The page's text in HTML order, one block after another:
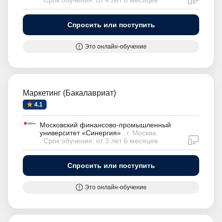
Спросить или поступить
Это онлайн-обучение
Маркетинг (Бакалавриат)
4.1
Московский финансово-промышленный
университет «Синергия»
г. Москва
Срок обучения: от 3 лет 6 месяцев
Спросить или поступить
Это онлайн-обучение